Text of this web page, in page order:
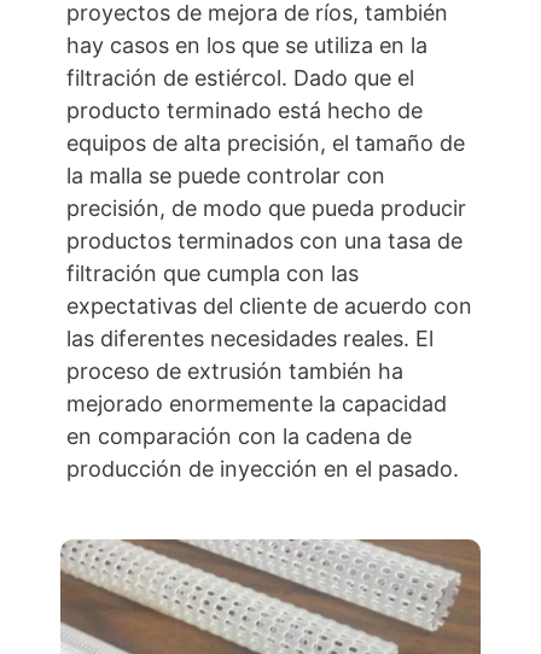
proyectos de mejora de ríos, también
hay casos en los que se utiliza en la
filtración de estiércol. Dado que el
producto terminado está hecho de
equipos de alta precisión, el tamaño de
la malla se puede controlar con
precisión, de modo que pueda producir
productos terminados con una tasa de
filtración que cumpla con las
expectativas del cliente de acuerdo con
las diferentes necesidades reales. El
proceso de extrusión también ha
mejorado enormemente la capacidad
en comparación con la cadena de
producción de inyección en el pasado.